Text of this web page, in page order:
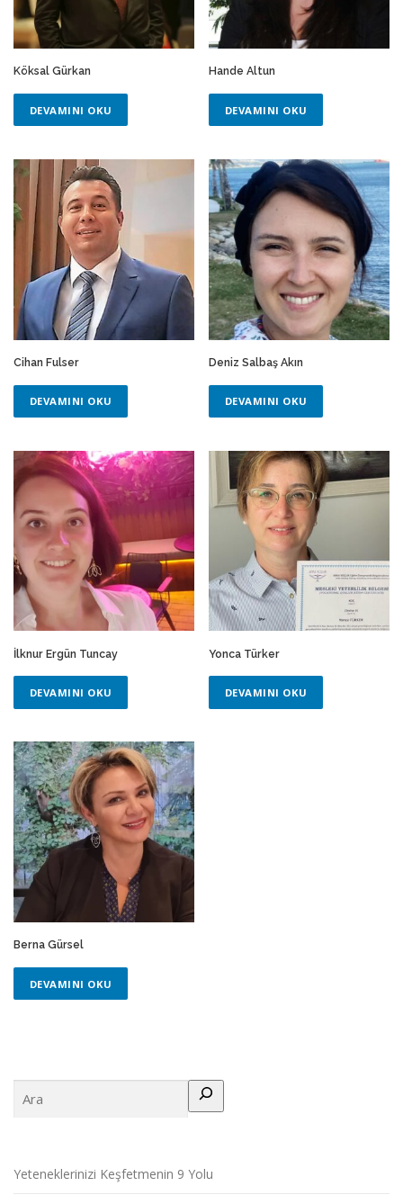
Köksal Gürkan
DEVAMINI OKU
Hande Altun
DEVAMINI OKU
Cihan Fulser
DEVAMINI OKU
Deniz Salbaş Akın
DEVAMINI OKU
İlknur Ergün Tuncay
DEVAMINI OKU
Yonca Türker
DEVAMINI OKU
Berna Gürsel
DEVAMINI OKU
Yeteneklerinizi Keşfetmenin 9 Yolu